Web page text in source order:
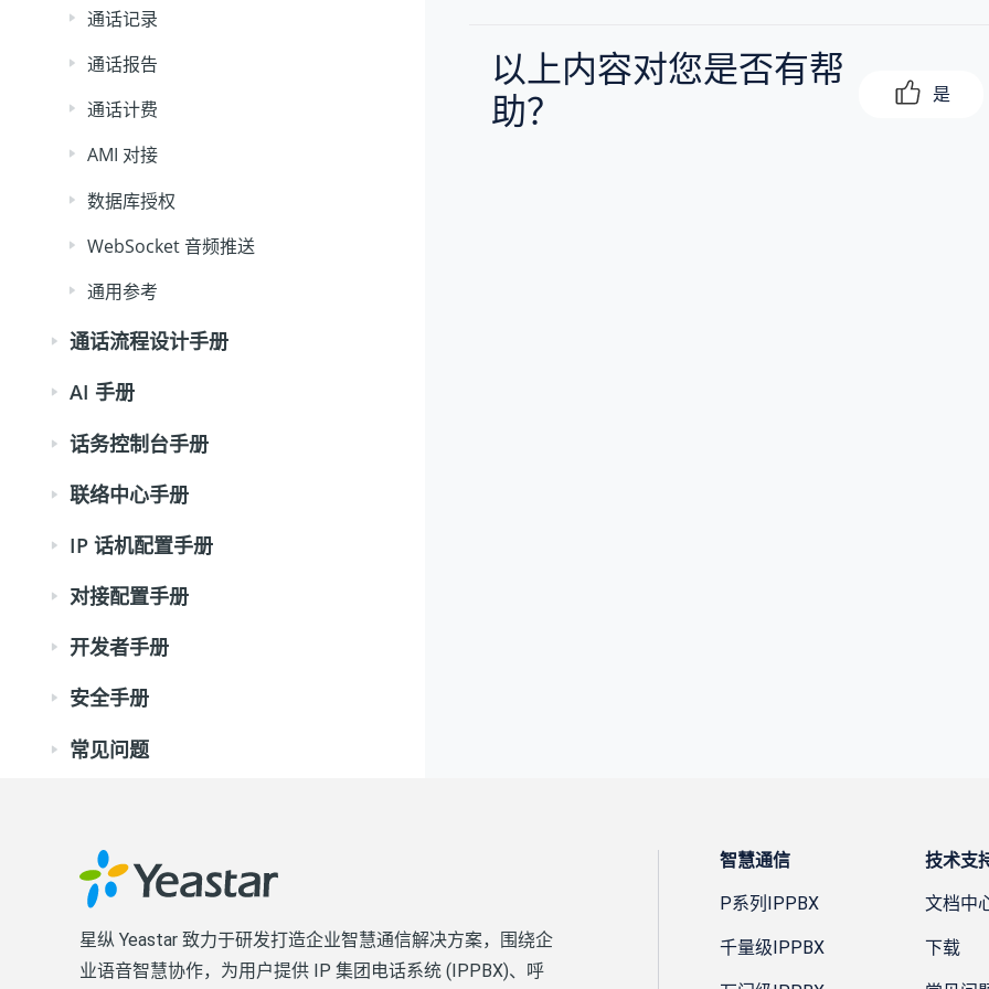
通话记录
通话报告
通话计费
AMI 对接
数据库授权
WebSocket 音频推送
通用参考
通话流程设计手册
AI 手册
话务控制台手册
联络中心手册
IP 话机配置手册
对接配置手册
开发者手册
安全手册
常见问题
以上内容对您是否有帮
助？
是
星纵 Yeastar 致力于研发打造企业智慧通信解决方案，围绕企
业语音智慧协作，为用户提供 IP 集团电话系统 (IPPBX)、呼
智慧通信
P系列IPPBX
千量级IPPBX
技术支
文档中
下载